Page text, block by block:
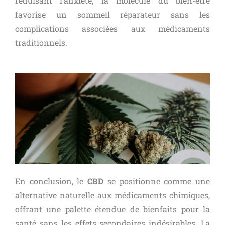
favorise un sommeil réparateur sans les
complications associées aux médicaments
traditionnels.
En conclusion, leCBD se positionne comme une
alternative naturelle aux médicaments chimiques,
offrant une palette étendue de bienfaits pour la